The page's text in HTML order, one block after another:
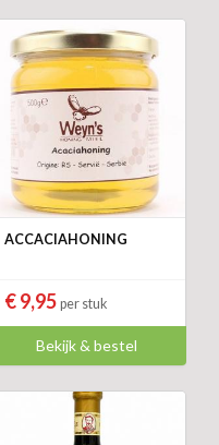
ACCACIAHONING
€ 9,95 per stuk
Bekijk & bestel